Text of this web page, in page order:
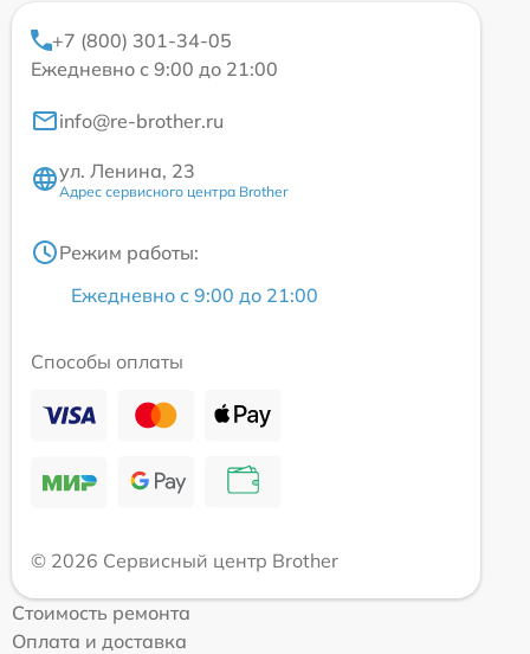
+7 (800) 301-34-05
Ежедневно с 9:00 до 21:00
info@re-brother.ru
ул. Ленина, 23
Адрес сервисного центра Brother
Режим работы:
Ежедневно с 9:00 до 21:00
Способы оплаты
© 2026 Сервисный центр Brother
Стоимость ремонта
Оплата и доставка